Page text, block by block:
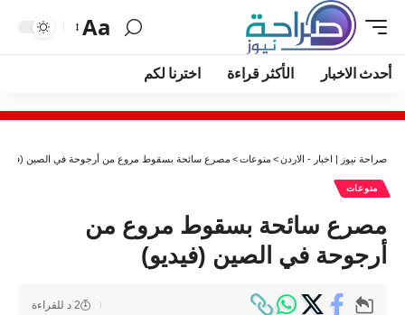
Aa
أحدث الاخبار الأكثر قراءة اخترنا لكم
صراحة نيوز | اخبار - الاردن> منوعات> مصرع سائحة بسقوط مروع من أرجوحة في الصين
منوعات
مصرع سائحة بسقوط مروع من
أرجوحة في الصين (فيديو)
2 د للقراءة